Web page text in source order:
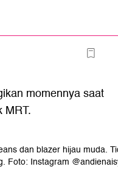
momennya saat
MRT.
dan blazer hijau muda.
Foto: Instagram